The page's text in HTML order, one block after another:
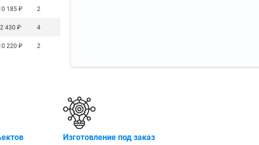
ДЛЯ БУТЫЛЕЙ (ВОДЫ)
Для 19л бутылей
185₽ 2
2 430 ₽ 4
220 ₽ 2
Изготовление под заказ